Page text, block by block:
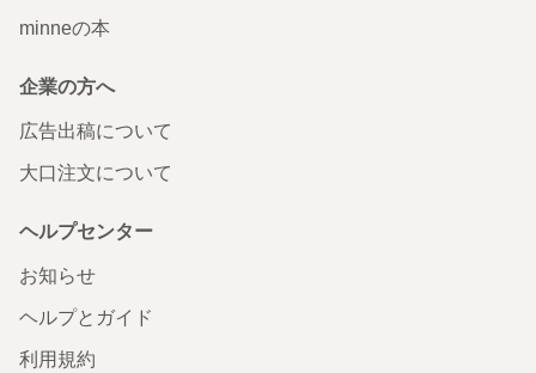
minneの本
企業の方へ
広告出稿について
大口注文について
ヘルプセンター
お知らせ
ヘルプとガイド
利用規約